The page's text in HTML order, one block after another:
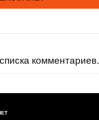
комментариев.